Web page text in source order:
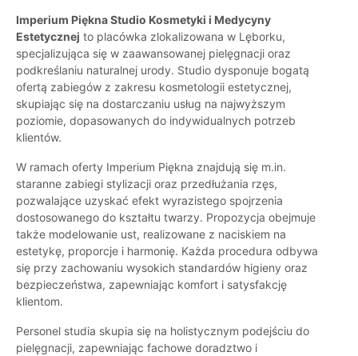
Imperium Piękna Studio Kosmetyki i Medycyny
Estetycznej to placówka zlokalizowana w Lęborku,
specjalizująca się w zaawansowanej pielęgnacji oraz
podkreślaniu naturalnej urody. Studio dysponuje bogatą
ofertą zabiegów z zakresu kosmetologii estetycznej,
skupiając się na dostarczaniu usług na najwyższym
poziomie, dopasowanych do indywidualnych potrzeb
klientów.
W ramach oferty Imperium Piękna znajdują się m.in.
staranne zabiegi stylizacji oraz przedłużania rzęs,
pozwalające uzyskać efekt wyrazistego spojrzenia
dostosowanego do kształtu twarzy. Propozycja obejmuje
także modelowanie ust, realizowane z naciskiem na
estetykę, proporcje i harmonię. Każda procedura odbywa
się przy zachowaniu wysokich standardów higieny oraz
bezpieczeństwa, zapewniając komfort i satysfakcję
klientom.
Personel studia skupia się na holistycznym podejściu do
pielęgnacji, zapewniając fachowe doradztwo i